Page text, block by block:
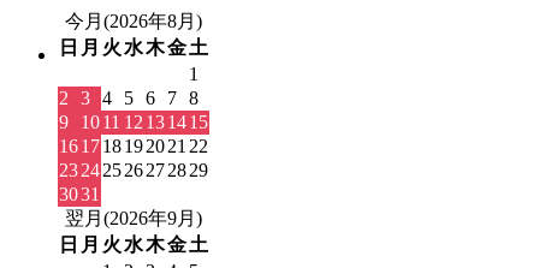
今月(2026年8月)
日 月 火 水木金土
1
2
3 4 5 6 7 8
9
1011 12 131415
161718192021 22
23242526272829
3031
翌月(2026年9月)
日 月 火 水木金土